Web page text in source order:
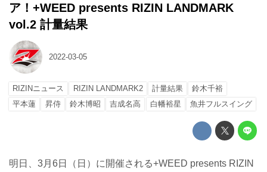
ア！+WEED presents RIZIN LANDMARK
vol.2 計量結果
2022-03-05
RIZINニュース RIZIN LANDMARK2 計量結果
鈴木千裕
平本蓮
昇侍 鈴木博昭 吉成名高 白幡裕星 魚井フルスイング
明日、3月6日（日）に開催される+WEED presents RIZIN